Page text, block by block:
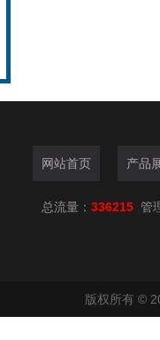
网站首页 产品
总流量： 336215 管
版权所有 ©